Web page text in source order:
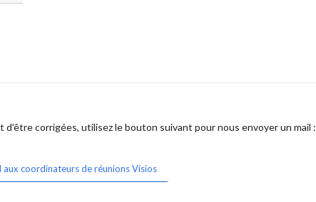
corrigées, utilisez le bouton suivant pour nous envoyer un mail :
aux coordinateurs de réunions Visios